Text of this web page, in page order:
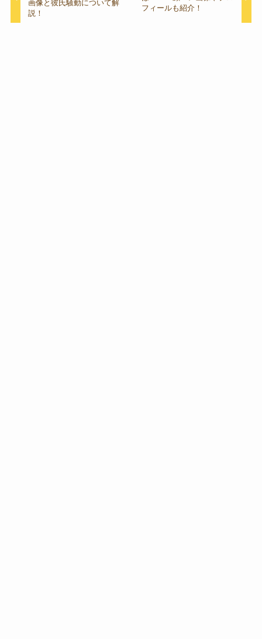
画像と彼氏騒動について解
説！
フィールも紹介！